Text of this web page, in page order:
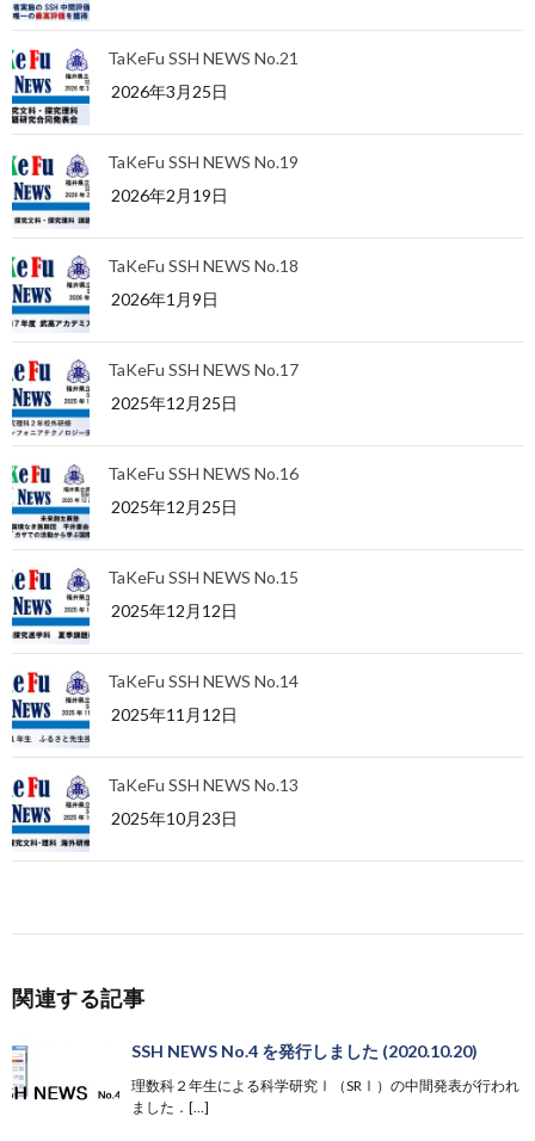
TaKeFu SSH NEWS No.21
2026年3月25日
TaKeFu SSH NEWS No.19
2026年2月19日
TaKeFu SSH NEWS No.18
2026年1月9日
TaKeFu SSH NEWS No.17
2025年12月25日
TaKeFu SSH NEWS No.16
2025年12月25日
TaKeFu SSH NEWS No.15
2025年12月12日
TaKeFu SSH NEWS No.14
2025年11月12日
TaKeFu SSH NEWS No.13
2025年10月23日
関連する記事
SSH NEWS No.4 を発行しました (2020.10.20)
理数科２年生による科学研究Ⅰ（SRⅠ）の中間発表が行われ
ました．[…]